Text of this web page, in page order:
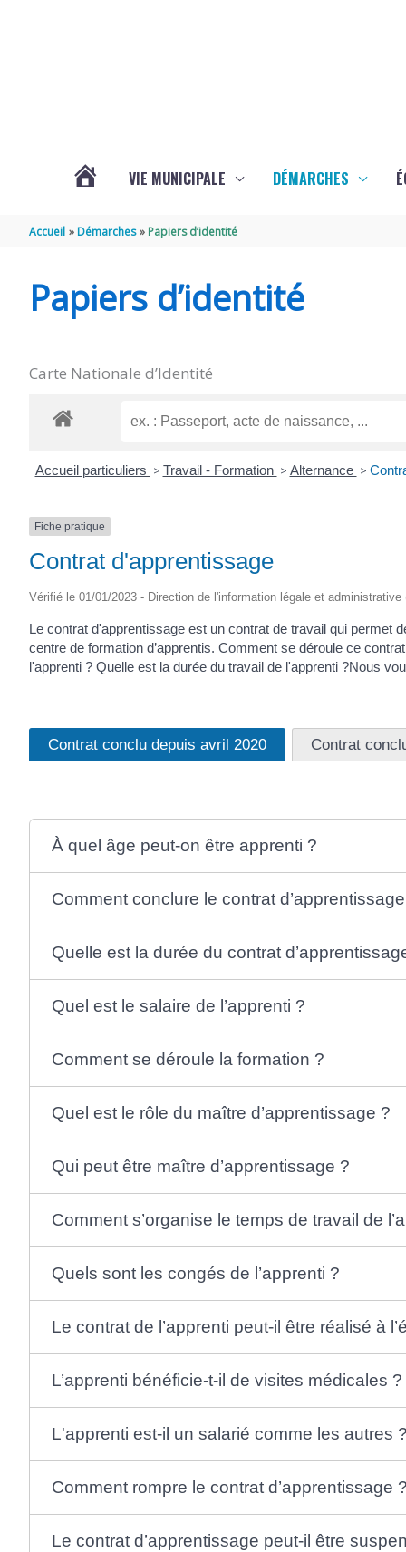
SOUBISE
VIE MUNICIPALE DÉMARCHES
Accueil Démarches Papiers d’identité
Papiers d’identité
Carte Nationale d’Identité
Accueil particuliers > Travail - Formation > Alternance >
Fiche pratique
Contrat d'apprentissage
Vérifié le 01/01/2023 - Direction de l'information légale et
Le contrat d'apprentissage est un contrat de travail qui permet
centre de formation d’apprentis. Comment se déroule ce
l'apprenti ? Quelle est la durée du travail de l'apprenti ?Nous
Contrat conclu depuis avril 2020 Contrat
À quel âge peut-on être apprenti ?
Comment conclure le contrat
Quelle est la durée du contrat
Quel est le salaire de l’apprenti ?
Comment se déroule la formation ?
Quel est le rôle du maître d’apprentissage ?
Qui peut être maître d’apprentissage ?
Comment s’organise le temps de travail de
Quels sont les congés de l’apprenti ?
Le contrat de l’apprenti peut-il être réalisé à
L’apprenti bénéficie-t-il de visites médicales ?
L'apprenti est-il un salarié comme les autres ?
Comment rompre le contrat d’apprentissage ?
Le contrat d’apprentissage peut-il être